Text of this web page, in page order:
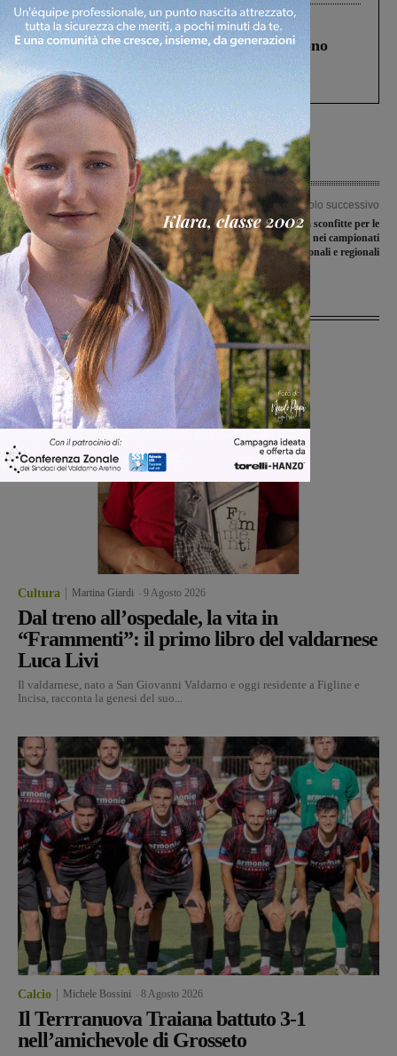
Cronaca 4 Agosto 2026
Un anno fa la strage in A1 in cui morirono
Gianni, Giulia e Franco. Lo schianto, il
processo, lo stop ai sorpassi fra tir....
Articolo precedente
Alle Fornaci debutta “No Way”, una
produzione firmata Prospettiva
Capaneo
Articolo successivo
Giornata senza sconfitte per le
valdarnesi impegnate nei campionati
juniores nazionali e regionali
Ultime Notizie
Cultura Martina Giardi 9 Agosto 2026
Dal treno all’ospedale, la vita in
“Frammenti”: il primo libro del valdarnese
Luca Livi
Il valdarnese, nato a San Giovanni Valdarno e oggi residente a Figline e
Incisa, racconta la genesi del suo...
Calcio Michele Bossini 8 Agosto 2026
Il Terrranuova Traiana battuto 3-1
nell’amichevole di Grosseto